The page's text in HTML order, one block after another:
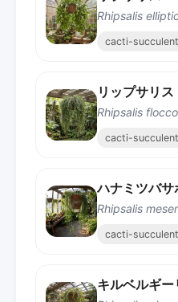
Rhipsalis
cacti-
リップサリ
Rhipsalis
cacti-
ハナミツバサ
Rhipsalis
cacti-
キルベルギー